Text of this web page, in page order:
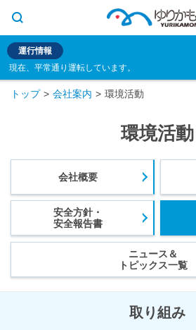
運行情報
現在、平常通り運転しています。
トップ 会社案内 環境活動
環境活動
会社概要
安全方針・
安全報告書
ニュース＆
トピックス一覧
取り組み